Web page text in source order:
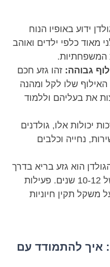
ידוע באופיו הנוח
מאוד כלפי ילדים ואוהב
המשפחתיות.
גבוהה: זהו גזע חכם
שלו לקל ומהנה
את בעליהם וללמוד
יכולות אלו, גולדנים
נחייה וכלבים
הוא גזע בריא בדרך
כלל, עם תוחלת חיים של 10-12 שנים. פעילות
משקל תקין חיוניות
איך להתמודד עם